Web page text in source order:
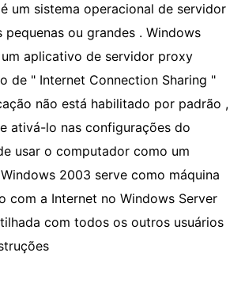
um sistema operacional de servidor
pequenas ou grandes . Windows
aplicativo de servidor proxy
de " Internet Connection Sharing "
não está habilitado por padrão ,
ativá-lo nas configurações do
usar o computador como um
2003 serve como máquina
com a Internet no Windows Server
com todos os outros usuários